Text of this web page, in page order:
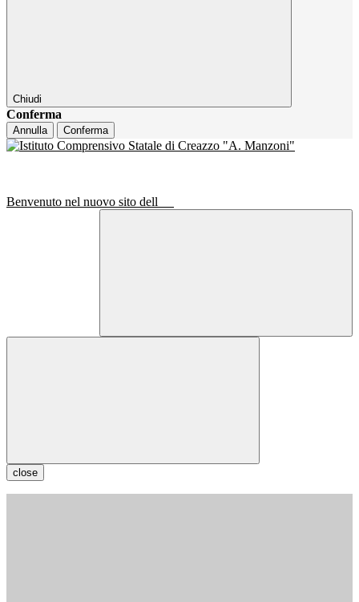
Chiudi
Conferma
Annulla Conferma
Benvenuto nel nuovo sito dell
close